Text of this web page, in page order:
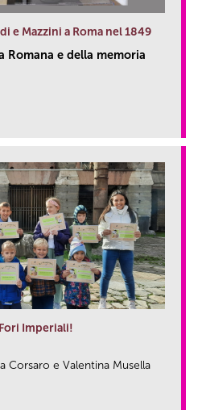
e Mazzini a Roma nel 1849
Romana e della memoria
Imperiali!
Corsaro e Valentina Musella